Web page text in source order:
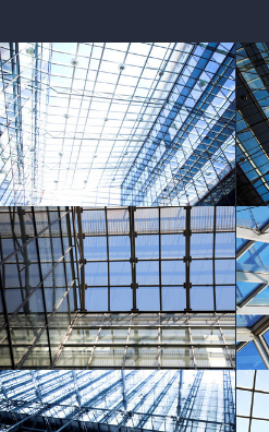
photo
photo